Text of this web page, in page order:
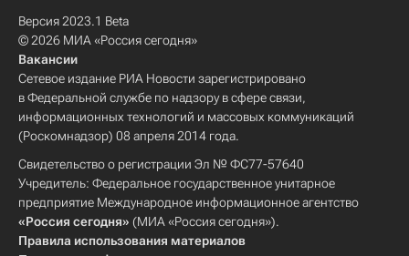
Версия 2023.1 Beta
© 2026 МИА «Россия сегодня»
Вакансии
Сетевое издание РИА Новости зарегистрировано
в Федеральной службе по надзору в сфере связи,
информационных технологий и массовых коммуникаций
(Роскомнадзор) 08 апреля 2014 года.
Свидетельство о регистрации Эл № ФС77-57640
Учредитель: Федеральное государственное унитарное
предприятие Международное информационное агентство
«Россия сегодня» (МИА «Россия сегодня»).
Правила использования материалов